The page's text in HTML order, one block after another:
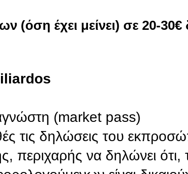
(όση έχει μείνει) σε 20-30€
(market pass)
τις δηλώσεις του
περιχαρής να δηλώνει ότι,